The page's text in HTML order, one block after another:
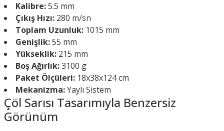
Kalibre:5.5 mm
Çıkış Hızı: 280 m/sn
Toplam Uzunluk: 1015 mm
Genişlik:55 mm
Yükseklik: 215 mm
Boş Ağırlık:3100 g
Paket Ölçüleri: 18x38x124 cm
Mekanizma:Yaylı Sistem
Çöl Sarısı Tasarımıyla Benzersiz
Görünüm